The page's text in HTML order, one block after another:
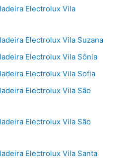
Electrolux Vila
Electrolux Vila Suzana
Electrolux Vila Sônia
Electrolux Vila Sofia
Electrolux Vila São
Electrolux Vila São
Electrolux Vila Santa